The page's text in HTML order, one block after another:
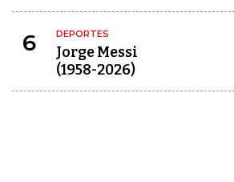
6 DEPORTES
Jorge Messi
(1958-2026)